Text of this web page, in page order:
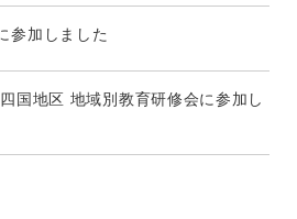
参加しました
国地区 地域別教育研修会に参加し